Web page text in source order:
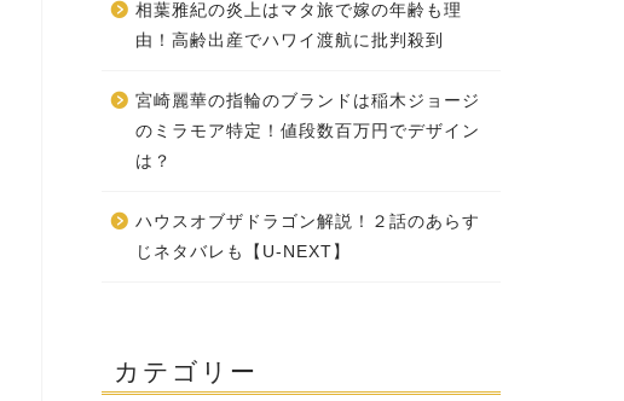
相葉雅紀の炎上はマタ旅で嫁の年齢も理
由！高齢出産でハワイ渡航に批判殺到
宮崎麗華の指輪のブランドは稲木ジョージ
のミラモア特定！値段数百万円でデザイン
は？
ハウスオブザドラゴン解説！２話のあらす
じネタバレも【U-NEXT】
カテゴリー